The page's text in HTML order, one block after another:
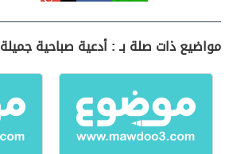
مواضيع ذات صلة بـ : أدعية صباحية جميلة